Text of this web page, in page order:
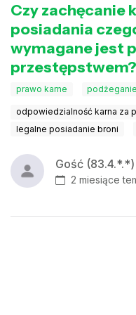
Czy zachęcanie
posiadania
wymagane jest
przestępstwem?
prawo karne podżeganie
odpowiedzialność karna za
legalne posiadanie broni
Gość (83.4.*.*)
2 miesiące